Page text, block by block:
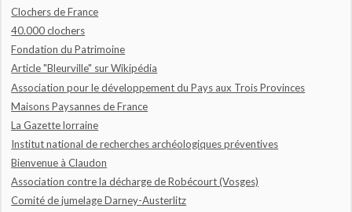
Clochers de France
40.000 clochers
Fondation du Patrimoine
Article "Bleurville" sur Wikipédia
Association pour le développement du Pays aux Trois Provinces
Maisons Paysannes de France
La Gazette lorraine
Institut national de recherches archéologiques préventives
Bienvenue à Claudon
Association contre la décharge de Robécourt (Vosges)
Comité de jumelage Darney-Austerlitz